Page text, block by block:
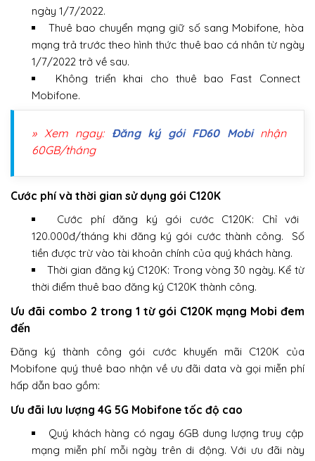
ngày 1/7/2022.
Thuê bao chuyển mạng giữ số sang Mobifone, hòa
mạng trả trước theo hình thức thuê bao cá nhân từ ngày
1/7/2022 trở về sau.
Không triển khai cho thuê bao Fast Connect
Mobifone.
» Xem ngay: Đăng ký gói FD60 Mobinhận
60GB/tháng
Cước phí và thời gian sử dụng gói C120K
Cước phí đăng ký gói cước C120K: Chỉ với
120.000đ/tháng khi đăng ký gói cước thành công. Số
tiền được trừ vào tài khoản chính của quý khách hàng.
Thời gian đăng ký C120K: Trong vòng 30 ngày. Kể từ
thời điểm thuê bao đăng ký C120K thành công.
Ưu đãi combo 2 trong 1 từ gói C120K mạng Mobi đem
đến
Đăng ký thành công gói cước khuyến mãi C120K của
Mobifone quý thuê bao nhận về ưu đãi data và gọi miễn phí
hấp dẫn bao gồm:
Ưu đãi lưu lượng 4G 5G Mobifone tốc độ cao
Quý khách hàng có ngay 6GB dung lượng truy cập
mạng miễn phí mỗi ngày trên di động. Với ưu đãi này